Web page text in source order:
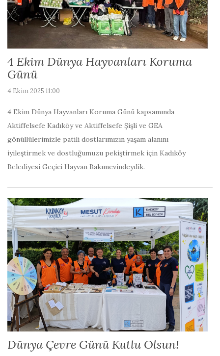
4 Ekim Dünya Hayvanları Koruma
Günü
4 Ekim 2025 11:00
4 Ekim Dünya Hayvanları Koruma Günü kapsamında
Aktiffelsefe Kadıköy ve Aktiffelsefe Şişli ve GEA
gönüllülerimizle patili dostlarımızın yaşam alanını
iyileştirmek ve dostluğumuzu pekiştirmek için Kadıköy
Belediyesi Geçici Hayvan Bakımevindeydik.
Dünya Çevre Günü Kutlu Olsun!